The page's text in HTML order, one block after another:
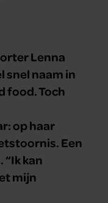
Lenna
snel naam in
food. Toch
op haar
Een
“Ik kan
mijn